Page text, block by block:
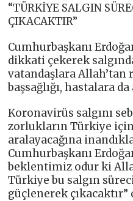
“TÜRKİYE SALGIN
ÇIKACAKTIR”
Cumhurbaşkanı
dikkati çekerek
vatandaşlara Allah’tan
başsağlığı, hastalara
Koronavirüs salgını
zorlukların Türkiye
aralayacağına
Cumhurbaşkanı
beklentimiz odur ki
Türkiye bu salgın
güçlenerek